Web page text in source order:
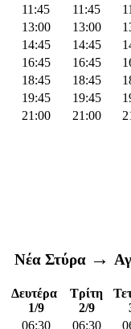
11:45
11:45
13:00
13:00
14:45
14:45
16:45
16:45
18:45
18:45
19:45
19:45
21:00
21:00
Νέα Στύρα →
Δευτέρα
1/9
Τρίτη
2/9
06:30
06:30